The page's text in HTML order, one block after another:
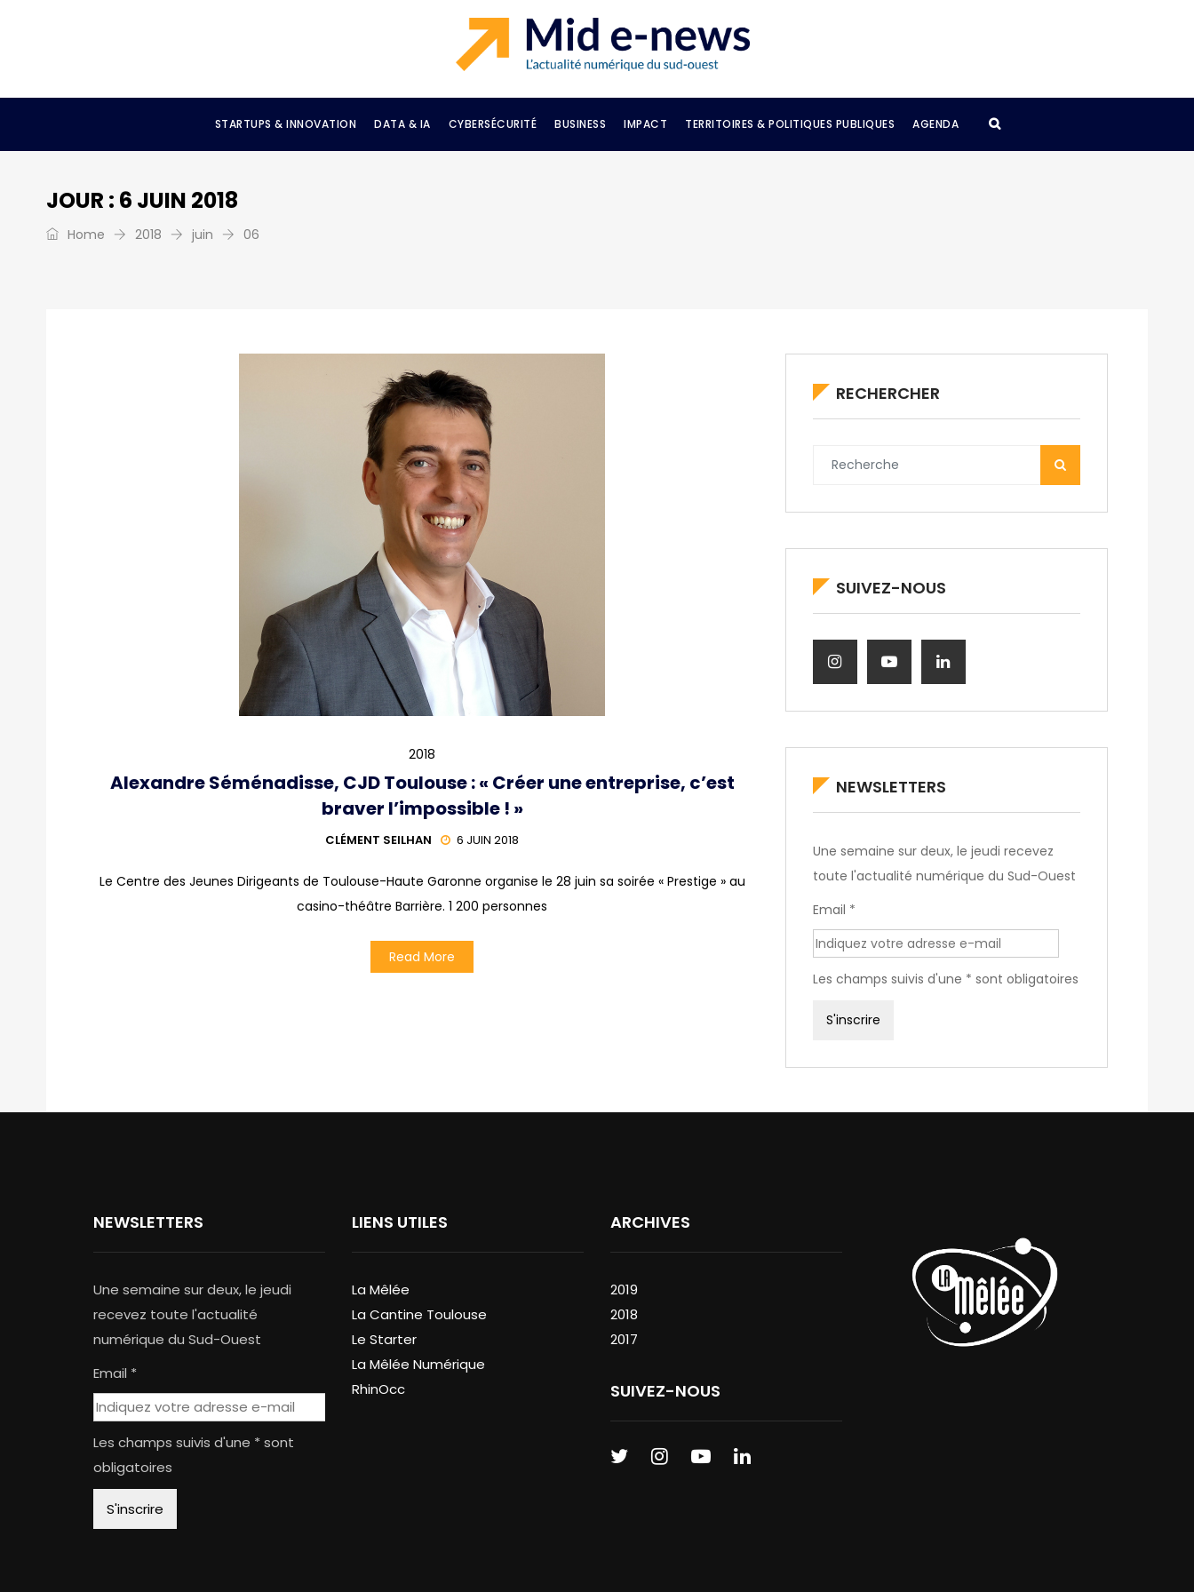
STARTUPS & INNOVATION DATA & IA CYBERSÉCURITÉ BUSINESS IMPACT TERRITOIRES & POLITIQUES PUBLIQUES AGENDA
JOUR : 6 JUIN 2018
Home 2018 juin 06
2018
Alexandre Séménadisse, CJD Toulouse : « Créer une entreprise, c’est
braver l’impossible ! »
CLÉMENT SEILHAN 6 JUIN 2018
Le Centre des Jeunes Dirigeants de Toulouse-Haute Garonne organise le 28 juin sa soirée « Prestige » au
casino-théâtre Barrière. 1 200 personnes
Read More
RECHERCHER
SUIVEZ-NOUS
NEWSLETTERS
Une semaine sur deux, le jeudi recevez
toute l'actualité numérique du Sud-Ouest
Email *
Les champs suivis d'une * sont obligatoires
NEWSLETTERS
Une semaine sur deux, le jeudi
recevez toute l'actualité
numérique du Sud-Ouest
Email *
Les champs suivis d'une * sont
obligatoires
LIENS UTILES
La Mêlée
La Cantine Toulouse
Le Starter
La Mêlée Numérique
RhinOcc
ARCHIVES
2019
2018
2017
SUIVEZ-NOUS